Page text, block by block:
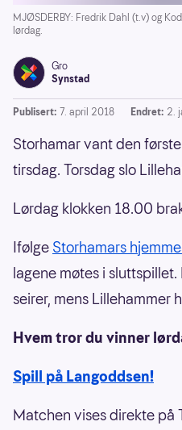
MJØSDERBY: Fredrik Dahl (t.v) og
lørdag.
Gro
Synstad
Publisert: 7. april 2018 Endret: 2.
Storhamar vant den
tirsdag. Torsdag slo
Lørdag klokken 18.00
Ifølge Storhamars
lagene møtes i
seirer, mens Lillehammer
Hvem tror du vinner
Spill på Langoddsen!
Matchen vises direkte på